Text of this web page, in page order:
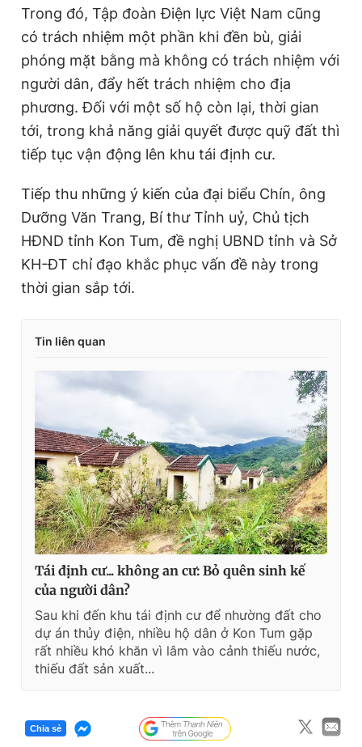
Trong đó, Tập đoàn Điện lực Việt Nam cũng
có trách nhiệm một phần khi đền bù, giải
phóng mặt bằng mà không có trách nhiệm với
người dân, đẩy hết trách nhiệm cho địa
phương. Đối với một số hộ còn lại, thời gian
tới, trong khả năng giải quyết được quỹ đất thì
tiếp tục vận động lên khu tái định cư.
Tiếp thu những ý kiến của đại biểu Chín, ông
Dưỡng Văn Trang, Bí thư Tỉnh uỷ, Chủ tịch
HĐND tỉnh Kon Tum, đề nghị UBND tỉnh và Sở
KH-ĐT chỉ đạo khắc phục vấn đề này trong
thời gian sắp tới.
Tin liên quan
Tái định cư... không an cư: Bỏ quên sinh kế
của người dân?
Sau khi đến khu tái định cư để nhường đất cho
dự án thủy điện, nhiều hộ dân ở Kon Tum gặp
rất nhiều khó khăn vì lâm vào cảnh thiếu nước,
thiếu đất sản xuất...
Chia sẻ